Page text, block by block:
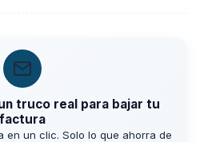
truco real para bajar tu
factura
en un clic. Solo lo que ahorra de